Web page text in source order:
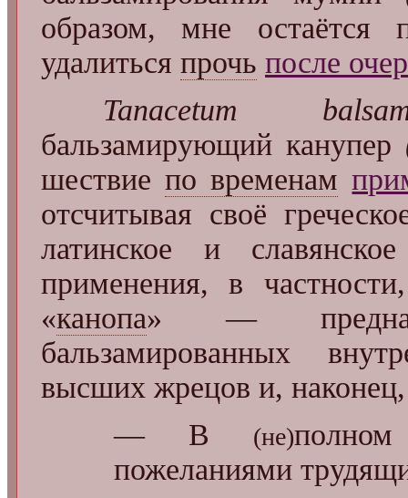
образом, мне остаётся
удалиться прочь после
Tanacetum
бальзамирующий канупер
шествиепо временам
отсчитывая своё
латинское и
применения, в
«канопа» —
бальзамированных
высших жрецов и,
— В
(не)
пожеланиями